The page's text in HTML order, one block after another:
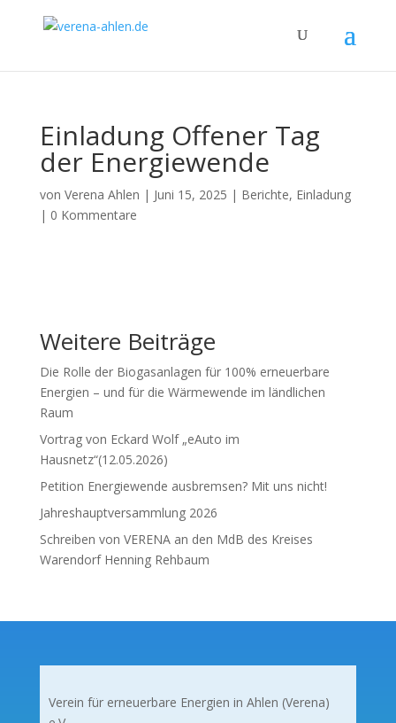
Einladung Offener Tag
der Energiewende
von Verena Ahlen | Juni 15, 2025 | Berichte, Einladung
| 0 Kommentare
Weitere Beiträge
Die Rolle der Biogasanlagen für 100% erneuerbare
Energien – und für die Wärmewende im ländlichen
Raum
Vortrag von Eckard Wolf „eAuto im
Hausnetz“(12.05.2026)
Petition Energiewende ausbremsen? Mit uns nicht!
Jahreshauptversammlung 2026
Schreiben von VERENA an den MdB des Kreises
Warendorf Henning Rehbaum
Verein für erneuerbare Energien in Ahlen (Verena)